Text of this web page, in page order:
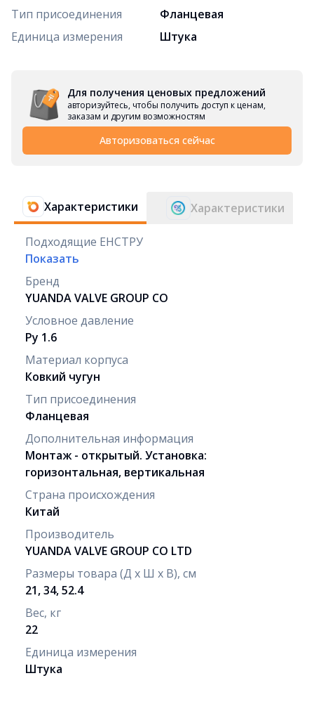
Тип присоединения
Фланцевая
Единица измерения
Штука
Для получения ценовых предложений
авторизуйтесь, чтобы получить доступ к ценам,
заказам и другим возможностям
Авторизоваться сейчас
Характеристики Характеристики
Подходящие ЕНСТРУ
Показать
Бренд
YUANDA VALVE GROUP СО
Условное давление
Ру 1.6
Материал корпуса
Ковкий чугун
Тип присоединения
Фланцевая
Дополнительная информация
Монтаж - открытый. Установка:
горизонтальная, вертикальная
Страна происхождения
Китай
Производитель
YUANDA VALVE GROUP СО LTD
Размеры товара (Д х Ш х В), см
21, 34, 52.4
Вес, кг
22
Единица измерения
Штука